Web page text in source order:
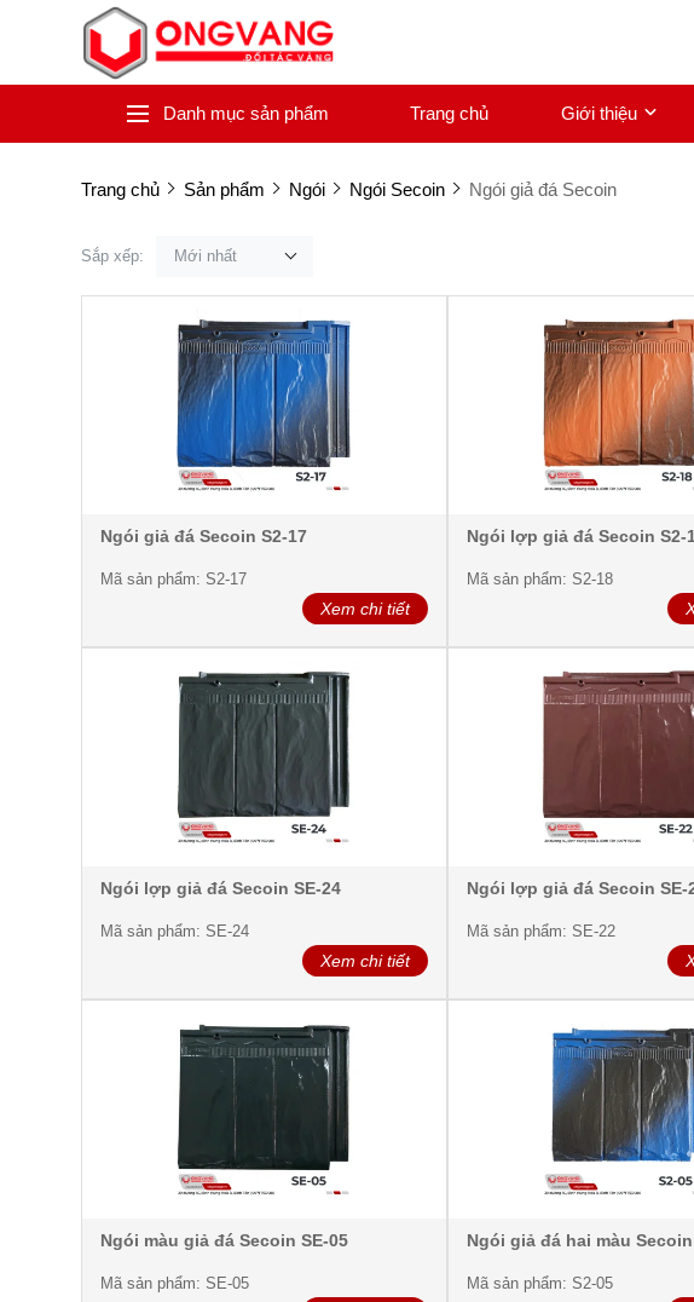
Danh mục sản phẩm Trang chủ Giới thiệu
Trang chủ Sản phẩm Ngói Ngói Secoin Ngói giả đá Secoin
Sắp xếp: Mới nhất
Ngói giả đá Secoin S2-17
Mã sản phẩm: S2-17
Xem chi tiết
Ngói lợp giả đá Secoin S2-
Mã sản phẩm: S2-18
Ngói lợp giả đá Secoin SE-24
Mã sản phẩm: SE-24
Xem chi tiết
Ngói lợp giả đá Secoin SE-
Mã sản phẩm: SE-22
Ngói màu giả đá Secoin SE-05
Mã sản phẩm: SE-05
Ngói giả đá hai màu Secoin
Mã sản phẩm: S2-05